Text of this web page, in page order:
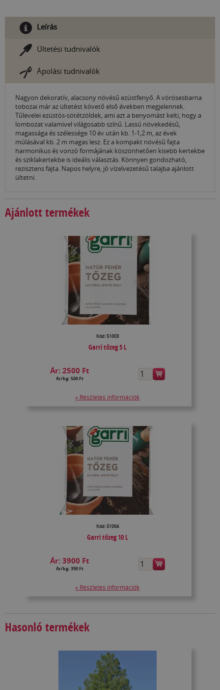
Leírás
Ültetési tudnivalók
Ápolási tudnivalók
Nagyon dekoratív, alacsony növésű ezüstfenyő. A vörösesbarna
tobozai már az ültetést követő első években megjelennek.
Tűlevelei ezüstös-sötétzöldek, ami azt a benyomást kelti, hogy a
lombozat valamivel világosabb színű. Lassú növekedésű,
magassága és szélessége 10 év után kb. 1-1,2 m, az évek
múlásával kb. 2 m magas lesz. Ez a kompakt növésű fajta
harmonikus és vonzó formájának köszönhetően kisebb kertekbe
és sziklakertekbe is ideális választás. Könnyen gondozható,
rezisztens fajta. Napos helyre, jó vízelvezetésű talajba ajánlott
ültetni.
Ajánlott termékek
Kód: 51003
Garri tőzeg 5 L
Ár:2500 Ft
Ár/kg: 500 Ft
» Részletes információk
Kód: 51004
Garri tőzeg 10 L
Ár:3900 Ft
Ár/kg: 390 Ft
» Részletes információk
Hasonló termékek